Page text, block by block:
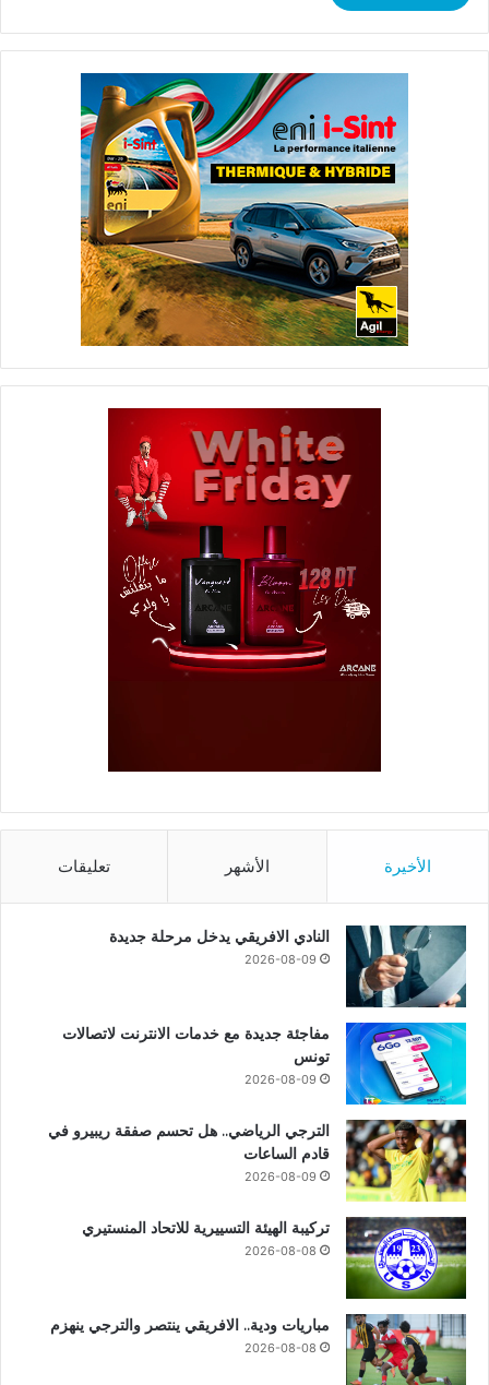
الأخيرة الأشهر تعليقات
النادي الافريقي يدخل مرحلة جديدة
2026-08-09
مفاجئة جديدة مع خدمات الانترنت لاتصالات
تونس
2026-08-09
الترجي الرياضي.. هل تحسم صفقة ريبيرو في
قادم الساعات
2026-08-09
تركيبة الهيئة التسييرية للاتحاد المنستيري
2026-08-08
مباريات ودية.. الافريقي ينتصر والترجي ينهزم
2026-08-08